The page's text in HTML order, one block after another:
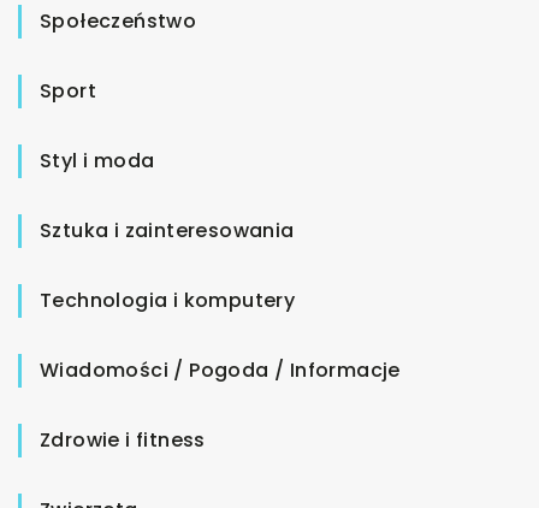
Społeczeństwo
Sport
Styl i moda
Sztuka i zainteresowania
Technologia i komputery
Wiadomości / Pogoda / Informacje
Zdrowie i fitness